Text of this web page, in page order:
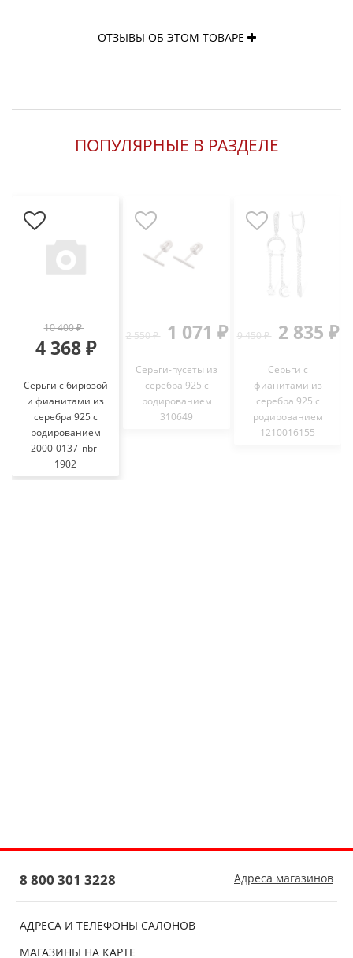
ОТЗЫВЫ ОБ ЭТОМ ТОВАРЕ
ПОПУЛЯРНЫЕ В РАЗДЕЛЕ
10 400 ₽
4 368 ₽
Серьги с бирюзой
и фианитами из
серебра 925 с
родированием
2000-0137_nbr-
1902
2 550 ₽ 1 071 ₽
Серьги-пусеты из
серебра 925 с
родированием
310649
9 450 ₽ 2 835 ₽
Серьги с
фианитами из
серебра 925 с
родированием
1210016155
АДРЕСА И ТЕЛЕФОНЫ САЛОНОВ
МАГАЗИНЫ НА КАРТЕ
8 800 301 3228 Адреса магазинов